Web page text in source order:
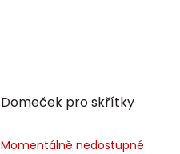
Domeček pro skřítky
Momentálně nedostupné